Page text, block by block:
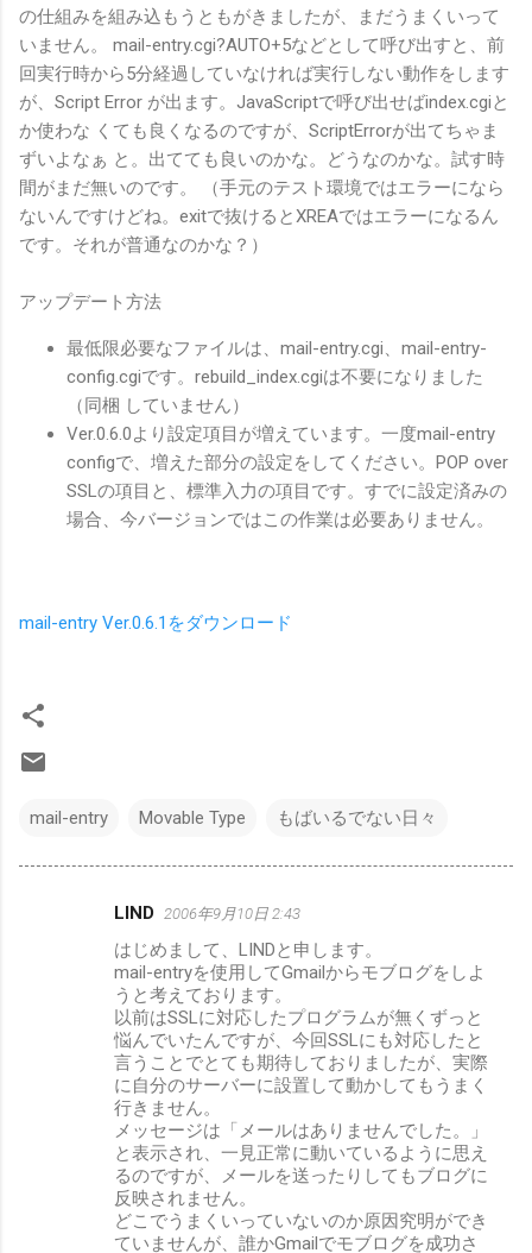
の仕組みを組み込もうともがきましたが、まだうまくいって
いません。 mail-entry.cgi?AUTO+5などとして呼び出すと、前
回実行時から5分経過していなければ実行しない動作をします
が、Script Error が出ます。JavaScriptで呼び出せばindex.cgiと
か使わな くても良くなるのですが、ScriptErrorが出てちゃま
ずいよなぁ と。出てても良いのかな。どうなのかな。試す時
間がまだ無いのです。 （手元のテスト環境ではエラーになら
ないんですけどね。exitで抜けるとXREAではエラーになるん
です。それが普通なのかな？）
アップデート方法
最低限必要なファイルは、mail-entry.cgi、mail-entry-
config.cgiです。rebuild_index.cgiは不要になりました
（同梱 していません）
Ver.0.6.0より設定項目が増えています。一度mail-entry
configで、増えた部分の設定をしてください。POP over
SSLの項目と、標準入力の項目です。すでに設定済みの
場合、今バージョンではこの作業は必要ありません。
mail-entry Ver.0.6.1をダウンロード
mail-entry Movable Type もばいるでない日々
LIND 2006年9月10日 2:43
はじめまして、LINDと申します。
mail-entryを使用してGmailからモブログをしよ
うと考えております。
以前はSSLに対応したプログラムが無くずっと
悩んでいたんですが、今回SSLにも対応したと
言うことでとても期待しておりましたが、実際
に自分のサーバーに設置して動かしてもうまく
行きません。
メッセージは「メールはありませんでした。」
と表示され、一見正常に動いているように思え
るのですが、メールを送ったりしてもブログに
反映されません。
どこでうまくいっていないのか原因究明ができ
ていませんが、誰かGmailでモブログを成功さ